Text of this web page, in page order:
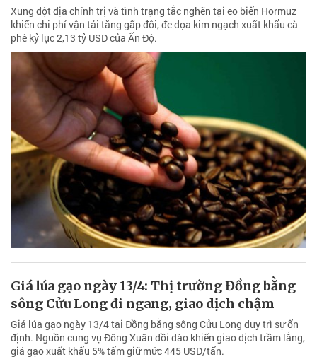
Xung đột địa chính trị và tình trạng tắc nghẽn tại eo biển Hormuz
khiến chi phí vận tải tăng gấp đôi, đe dọa kim ngạch xuất khẩu cà
phê kỷ lục 2,13 tỷ USD của Ấn Độ.
Giá lúa gạo ngày 13/4: Thị trường Đồng bằng
sông Cửu Long đi ngang, giao dịch chậm
Giá lúa gạo ngày 13/4 tại Đồng bằng sông Cửu Long duy trì sự ổn
định. Nguồn cung vụ Đông Xuân dồi dào khiến giao dịch trầm lắng,
giá gạo xuất khẩu 5% tấm giữ mức 445 USD/tấn.